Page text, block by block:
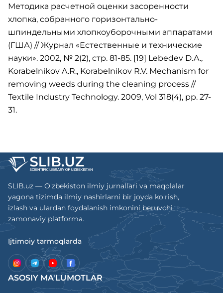
Методика расчетной оценки засоренности
хлопка, собранного горизонтально-
шпиндельными хлопкоуборочными аппаратами
(ГША) // Журнал «Естественные и технические
науки». 2002, № 2(2), стр. 81-85. [19] Lebedev D.A.,
Korabelnikov A.R., Korabelnikov R.V. Mechanism for
removing weeds during the cleaning process //
Textile Industry Technology. 2009, Vol 318(4), pp. 27-
31.
SLIB.uz — O'zbekiston ilmiy jurnallari va maqolalar
yagona tizimda ilmiy nashirlarni bir joyda ko'rish,
izlash va ulardan foydalanish imkonini beruvchi
zamonaviy platforma.
Ijtimoiy tarmoqlarda
ASOSIY MA'LUMOTLAR